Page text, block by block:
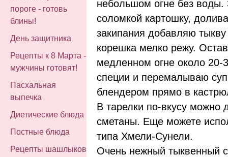
пороге - готовь
блины!
День защитника
Рецепты к 8 Марта -
мужчины готовят!
Пасхальная
выпечка
Диетические блюда
Постные блюда
Рецепты шашлыков
небольшом огне без воды.
соломкой картошку,
закипания добавляю
корешка мелко режу.
медленном огне около
специи и перемалываю
блендером прямо в
В тарелки по-вкусу можно
сметаны. Еще можете
типа Хмели-Сунели.
Очень нежный тыквенный